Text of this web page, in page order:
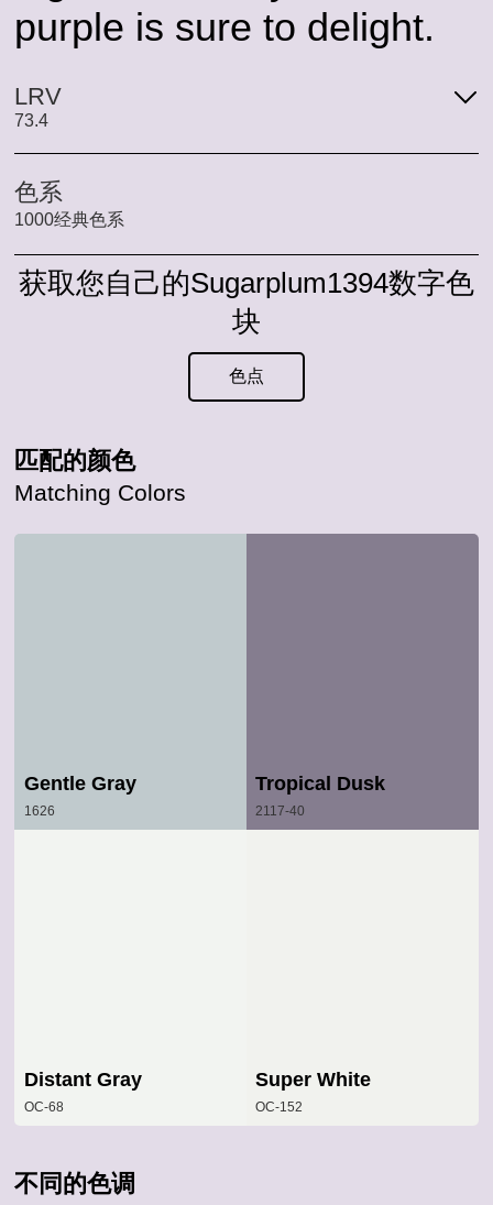
purple is sure to delight.
LRV
73.4
色系
1000经典色系
获取您自己的Sugarplum1394数字色
块
色点
匹配的颜色
Matching Colors
Gentle Gray
1626
Tropical Dusk
2117-40
Distant Gray
OC-68
Super White
OC-152
不同的色调